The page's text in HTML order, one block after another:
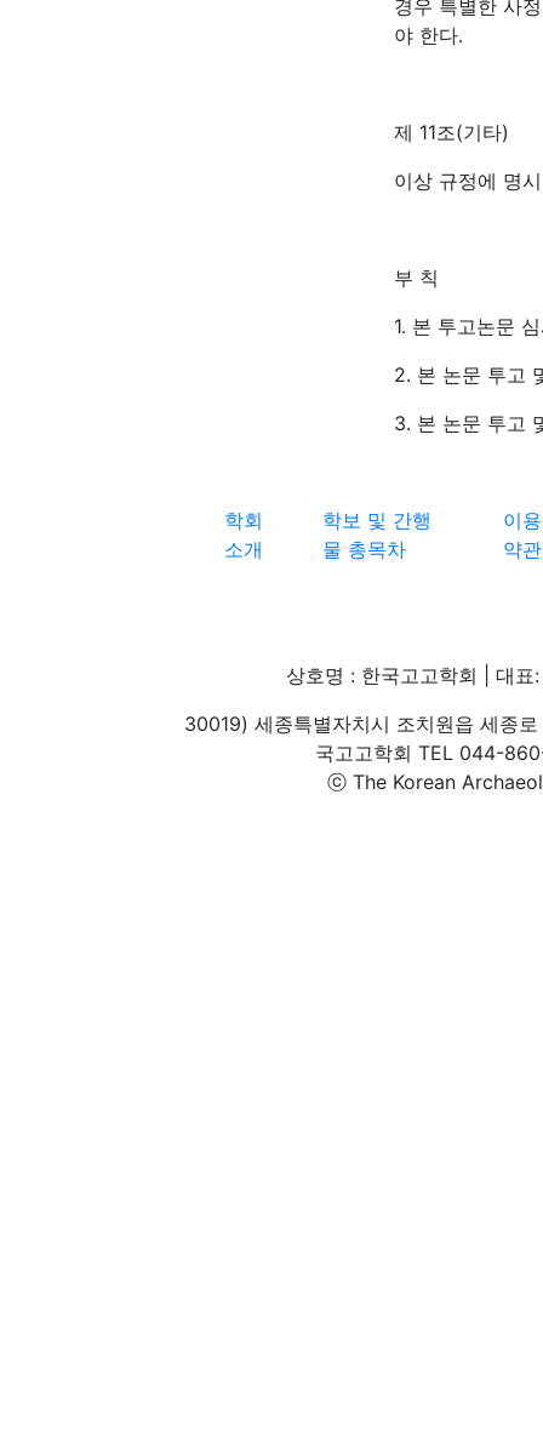
경우 특별한 사
야 한다.
제 11조(기타)
이상 규정에 명
부 칙
1. 본 투고논문
2. 본 논문 투고
3. 본 논문 투고
학회
소개
학보 및 간행
물 총목차
이용
약관
상호명 : 한국고고학회 | 대
30019) 세종특별자치시 조치원읍 세종
국고고학회 TEL 044-
ⓒ The Korean